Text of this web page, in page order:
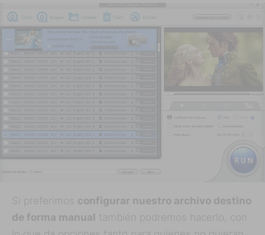
Si preferimos configurar nuestro archivo destino
de forma manual
también podremos hacerlo, con